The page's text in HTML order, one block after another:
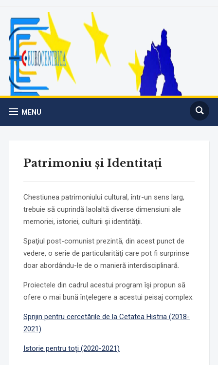
MENU
Patrimoniu și Identitați
Chestiunea patrimoniului cultural, într-un sens larg,
trebuie să cuprindă laolaltă diverse dimensiuni ale
memoriei, istoriei, culturii şi identităţii.
Spaţiul post-comunist prezintă, din acest punct de
vedere, o serie de particularităţi care pot fi surprinse
doar abordându-le de o manieră interdisciplinară.
Proiectele din cadrul acestui program îşi propun să
ofere o mai bună înţelegere a acestui peisaj complex.
Sprijin pentru cercetările de la Cetatea Histria (2018-
2021)
Istorie pentru toți (2020-2021)